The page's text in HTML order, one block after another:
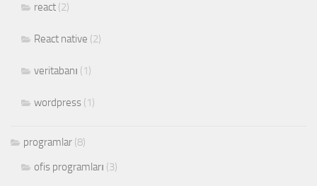
react (2)
React native (2)
veritabanı (1)
wordpress (1)
programlar (8)
ofis programları (3)